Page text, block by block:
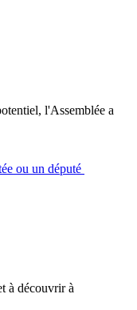
l'Assemblée a
ou un député
à découvrir à